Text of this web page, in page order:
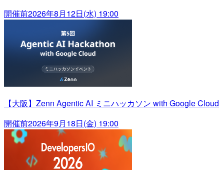
開催前2026年8月12日(水) 19:00
【大阪】Zenn Agentic AI ミニハッカソン with Google Cloud
開催前2026年9月18日(金) 19:00